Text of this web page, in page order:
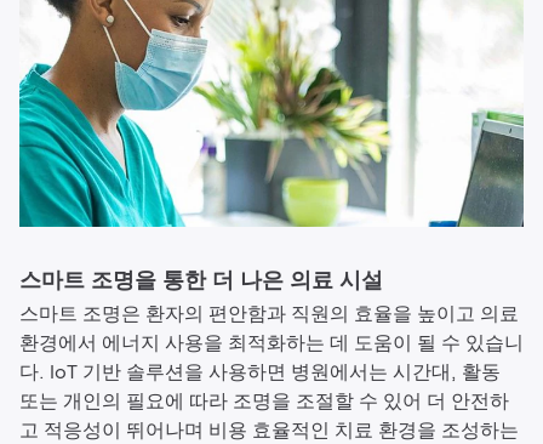
스마트 조명을 통한 더 나은 의료 시설
스마트 조명은 환자의 편안함과 직원의 효율을 높이고 의료
환경에서 에너지 사용을 최적화하는 데 도움이 될 수 있습니
다. IoT 기반 솔루션을 사용하면 병원에서는 시간대, 활동
또는 개인의 필요에 따라 조명을 조절할 수 있어 더 안전하
고 적응성이 뛰어나며 비용 효율적인 치료 환경을 조성하는